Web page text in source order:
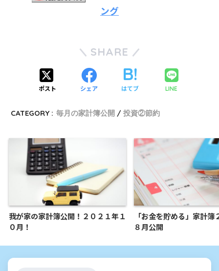
ング
SHARE
ポスト シェア はてブ LINE
CATEGORY : 毎月の家計簿公開 投資②節約
我が家の家計簿公開！２０２１年１
０月！
「お金を貯める」家計簿
８月公開